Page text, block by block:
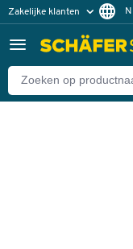
Zakelijke klanten
Particuliere klanten
Terug